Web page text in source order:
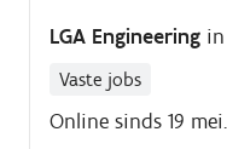
LGA Engineering in
Vaste jobs
Online sinds 19